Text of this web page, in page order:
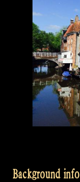
Background info